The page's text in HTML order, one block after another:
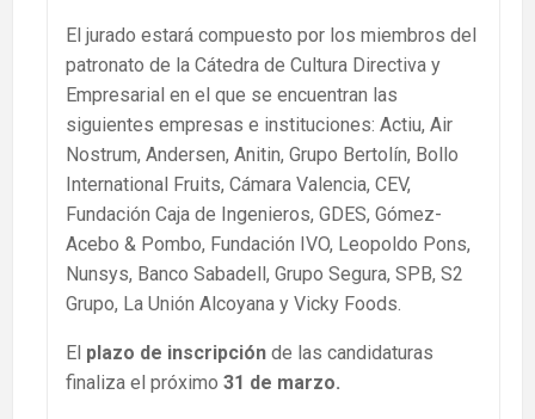
El jurado estará compuesto por los miembros del
patronato de la Cátedra de Cultura Directiva y
Empresarial en el que se encuentran las
siguientes empresas e instituciones: Actiu, Air
Nostrum, Andersen, Anitin, Grupo Bertolín, Bollo
International Fruits, Cámara Valencia, CEV,
Fundación Caja de Ingenieros, GDES, Gómez-
Acebo & Pombo, Fundación IVO, Leopoldo Pons,
Nunsys, Banco Sabadell, Grupo Segura, SPB, S2
Grupo, La Unión Alcoyana y Vicky Foods.
El plazo de inscripción de las candidaturas
finaliza el próximo 31 de marzo.